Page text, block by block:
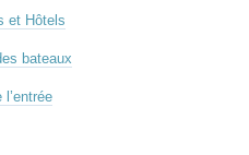
et Hôtels
bateaux
l’entrée